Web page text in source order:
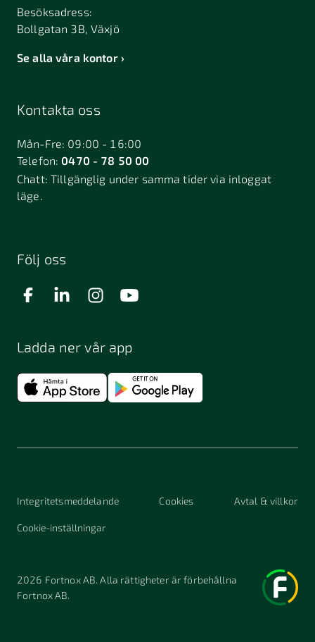
Besöksadress:
Bollgatan 3B, Växjö
Se alla våra kontor
Kontakta oss
Mån-Fre: 09:00 - 16:00
Telefon:0470 - 78 50 00
Chatt:Tillgänglig under samma tider via inloggat
läge.
Följ oss
Ladda ner vår app
Integritetsmeddelande Cookies Avtal & villkor
Cookie-inställningar
2026 Fortnox AB. Alla rättigheter är förbehållna
Fortnox AB.